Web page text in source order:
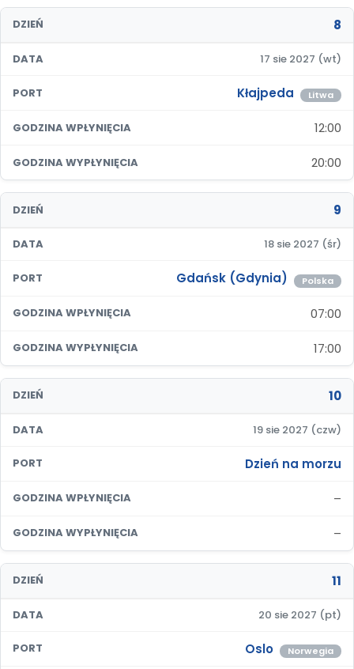
DZIEŃ 8
DATA 17 sie 2027 (wt)
PORT Kłajpeda Litwa
GODZINA WPŁYNIĘCIA 12:00
GODZINA WYPŁYNIĘCIA 20:00
DZIEŃ 9
DATA 18 sie 2027 (śr)
PORT Gdańsk (Gdynia) Polska
GODZINA WPŁYNIĘCIA 07:00
GODZINA WYPŁYNIĘCIA 17:00
DZIEŃ 10
DATA 19 sie 2027 (czw)
PORT Dzień na morzu
GODZINA WPŁYNIĘCIA –
GODZINA WYPŁYNIĘCIA –
DZIEŃ 11
DATA 20 sie 2027 (pt)
PORT Oslo Norwegia